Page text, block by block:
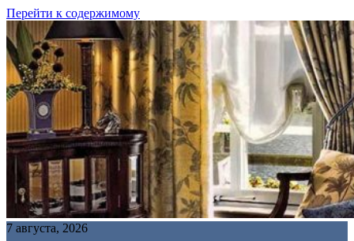
Перейти к содержимому
7 августа, 2026